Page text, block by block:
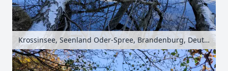
Krossinsee, Seenland Oder-Spree, Brandenburg, Deutschland